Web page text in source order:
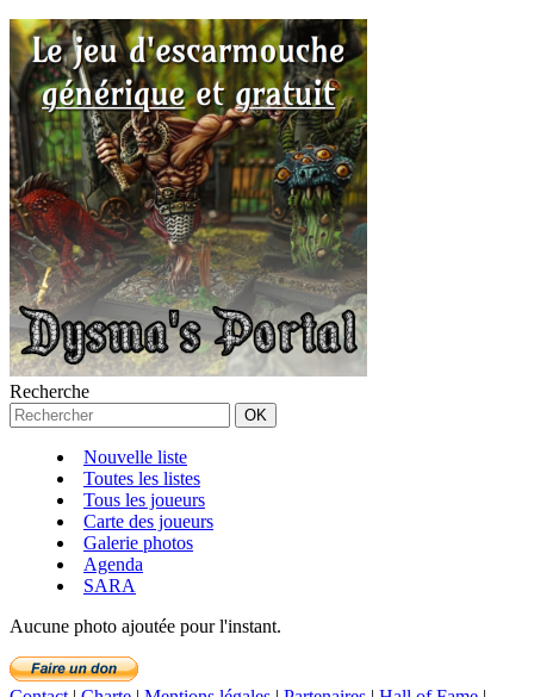
Recherche
Nouvelle liste
Toutes les listes
Tous les joueurs
Carte des joueurs
Galerie photos
Agenda
SARA
Aucune photo ajoutée pour l'instant.